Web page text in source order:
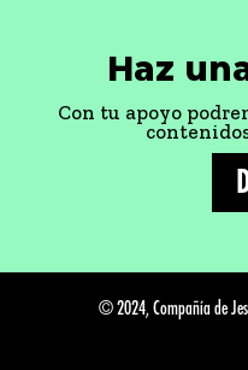
Haz
Con tu apoyo
© 2024, Compañía de